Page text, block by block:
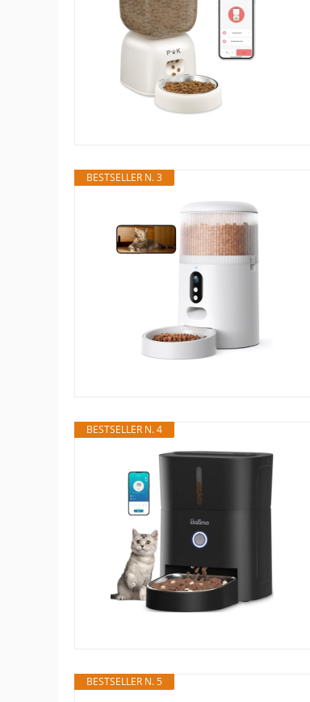
BESTSELLER N. 3
BESTSELLER N. 4
BESTSELLER N. 5